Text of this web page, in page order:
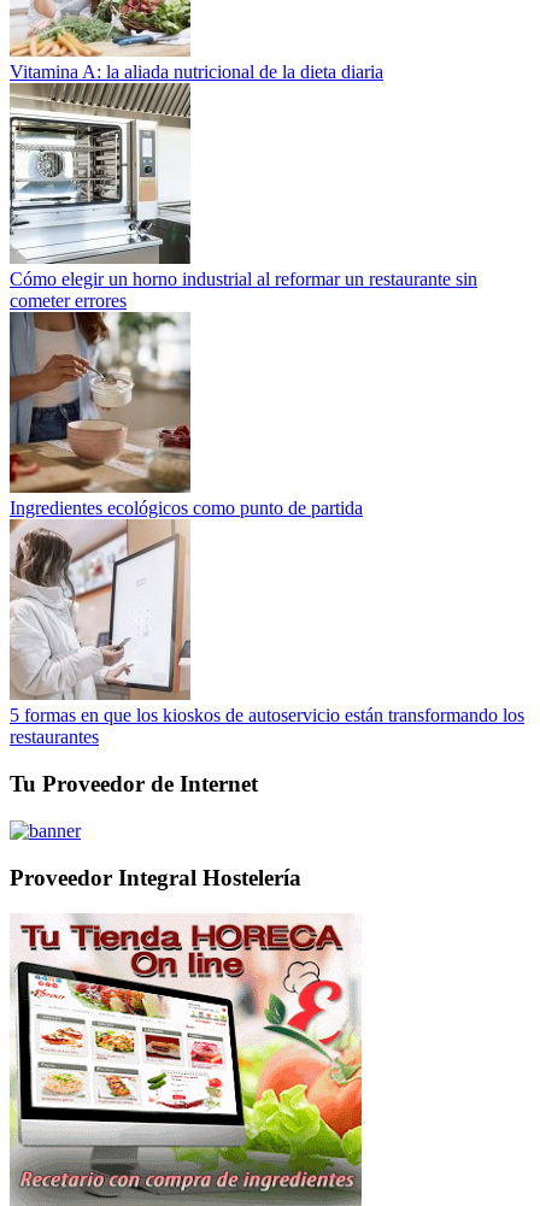
Vitamina A: la aliada nutricional de la dieta diaria
Cómo elegir un horno industrial al reformar un restaurante sin
cometer errores
Ingredientes ecológicos como punto de partida
5 formas en que los kioskos de autoservicio están transformando los
restaurantes
Tu Proveedor de Internet
Proveedor Integral Hostelería